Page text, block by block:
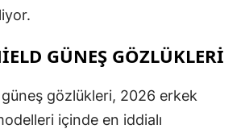
GÜNEŞ GÖZLÜKLERI
gözlükleri, 2026 erkek
içinde en iddialı